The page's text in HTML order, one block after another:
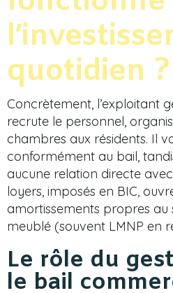
quotidien ?
Concrètement, l’exploitant
recrute le personnel,
chambres aux résidents. Il
conformément au bail,
aucune relation directe
loyers, imposés en BIC,
amortissements propres au
meublé (souvent LMNP en
Le rôle du
le bail